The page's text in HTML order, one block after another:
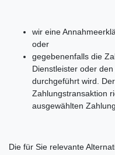
wir eine
oder
gegebenenfalls die
Dienstleister oder
durchgeführt wird.
Zahlungstransaktion
ausgewählten
Die für Sie relevante